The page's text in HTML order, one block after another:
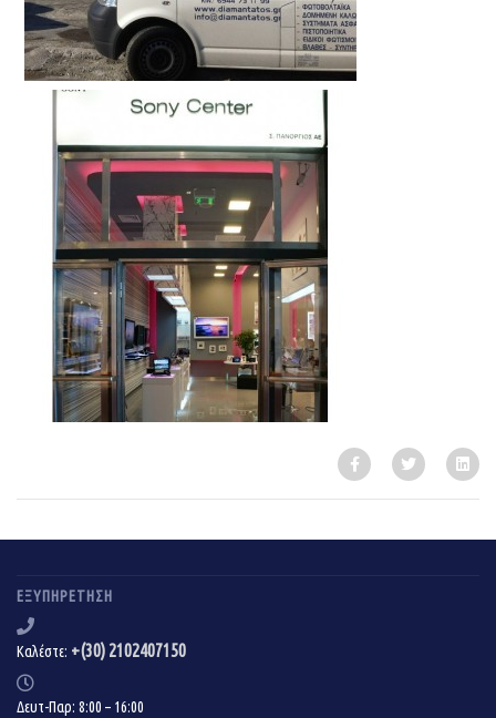
ΕΞΥΠΗΡΈΤΗΣΗ
Καλέστε: +(30) 2102407150
Δευτ-Παρ: 8:00 – 16:00